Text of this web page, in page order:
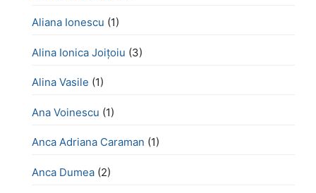
Aliana Ionescu (1)
Alina Ionica Joițoiu (3)
Alina Vasile (1)
Ana Voinescu (1)
Anca Adriana Caraman (1)
Anca Dumea (2)